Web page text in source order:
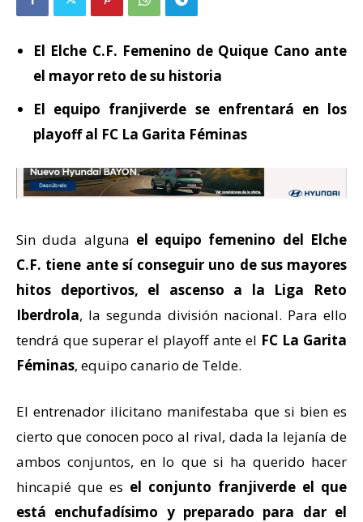
El Elche C.F. Femenino de Quique Cano ante
el mayor reto de su historia
El equipo franjiverde se enfrentará en los
playoff al FC La Garita Féminas
Sin duda alguna el equipo femenino del Elche
C.F. tiene ante sí conseguir uno de sus mayores
hitos deportivos, el ascenso a la Liga Reto
Iberdrola, la segunda división nacional. Para ello
tendrá que superar el playoff ante el FC La Garita
Féminas, equipo canario de Telde.
El entrenador ilicitano manifestaba que si bien es
cierto que conocen poco al rival, dada la lejanía de
ambos conjuntos, en lo que si ha querido hacer
hincapié que es el conjunto franjiverde el que
está enchufadísimo y preparado para dar el